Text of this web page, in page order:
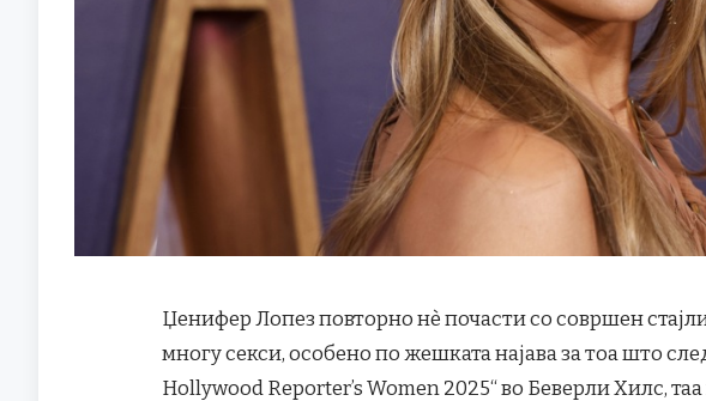
Џенифер Лопез повторно нè почасти со совршен
многу секси, особено по жешката најава за тоа што
Hollywood Reporter’s Women 2025“ во Беверли Хилс,